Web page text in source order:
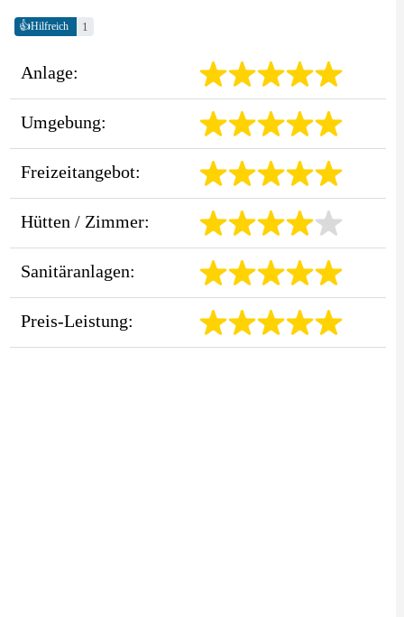
👍Hilfreich 1
Anlage:
Umgebung:
Freizeitangebot:
Hütten / Zimmer:
Sanitäranlagen:
Preis-Leistung: